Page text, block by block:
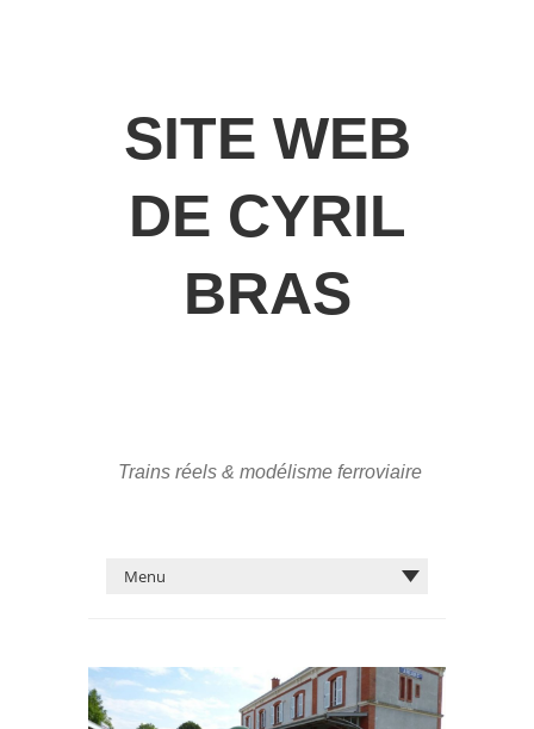
SITE WEB
DE CYRIL
BRAS
Trains réels & modélisme ferroviaire